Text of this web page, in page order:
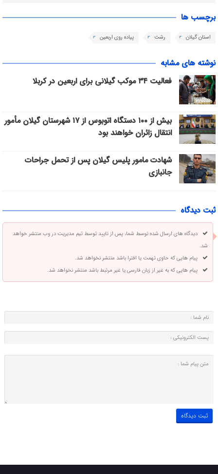
برچسب ها
استان گیلان رشت پیاده روی اربعین
نوشته های مشابه
فعالیت ۳۴ موکب گیلانی برای اربعین در کربلا
بیش از ۱۰۰ دستگاه اتوبوس از ۱۷ شهرستان گیلان مأمور
انتقال زائران خواهند بود
شهادت مامور پلیس گیلان پس از تحمل جراحات
جانبازی
ثبت دیدگاه
دیدگاه های ارسال شده توسط شما، پس از تایید توسط تیم مدیریت در وب منتشر خواهد
شد.
پیام هایی که حاوی تهمت یا افترا باشد منتشر نخواهد شد.
پیام هایی که به غیر از زبان فارسی یا غیر مرتبط باشد منتشر نخواهد شد.